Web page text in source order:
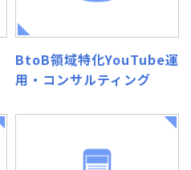
BtoB領域特化YouTube運
用・コンサルティング